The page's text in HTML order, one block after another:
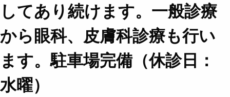
してあり続けます。一般診療
から眼科、皮膚科診療も行い
ます。駐車場完備（休診日：
水曜）